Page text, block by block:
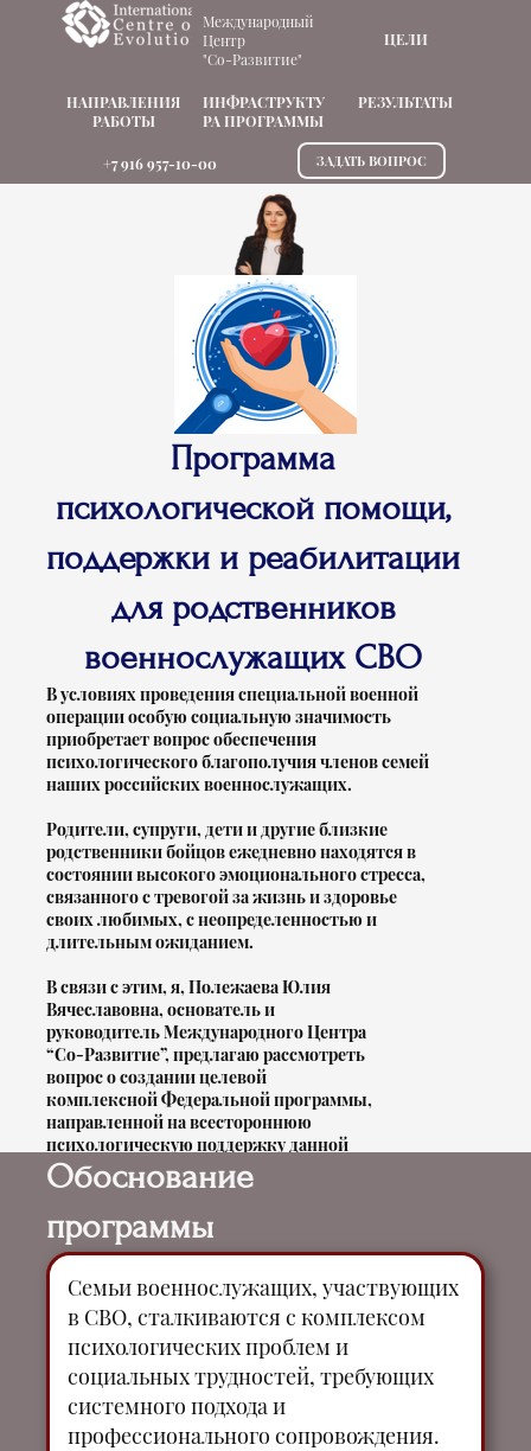
Международный
Центр
"Со-Развитие"
ЦЕЛИ
НАПРАВЛЕНИЯ
РАБОТЫ
ИНФРАСТРУКТУ
РА ПРОГРАММЫ
РЕЗУЛЬТАТЫ
+7 916 957-10-00 ЗАДАТЬ ВОПРОС
Программа
психологической помощи,
поддержки и реабилитации
для родственников
военнослужащих СВО
В условиях проведения специальной военной
операции особую социальную значимость
приобретает вопрос обеспечения
психологического благополучия членов семей
наших российских военнослужащих.
Родители, супруги, дети и другие близкие
родственники бойцов ежедневно находятся в
состоянии высокого эмоционального стресса,
связанного с тревогой за жизнь и здоровье
своих любимых, с неопределенностью и
длительным ожиданием.
В связи с этим, я, Полежаева Юлия
Вячеславовна, основатель и
руководитель Международного Центра
“Со-Развитие”, предлагаю рассмотреть
вопрос о создании целевой
комплексной Федеральной программы,
направленной на всестороннюю
психологическую поддержку данной
категории граждан.
Обоснование
программы
Семьи военнослужащих, участвующих
в СВО, сталкиваются с комплексом
психологических проблем и
социальных трудностей, требующих
системного подхода и
профессионального сопровождения.